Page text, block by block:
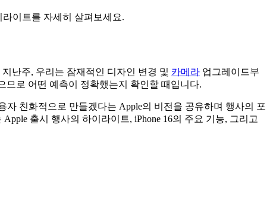
라이트를 자세히 살펴보세요.
난주, 우리는 잠재적인 디자인 변경 및 카메라 업그레이드부
므로 어떤 예측이 정확했는지 확인할 때입니다.
친화적으로 만들겠다는 Apple의 비전을 공유하며 행사의 포
출시 행사의 하이라이트, iPhone 16의 주요 기능, 그리고